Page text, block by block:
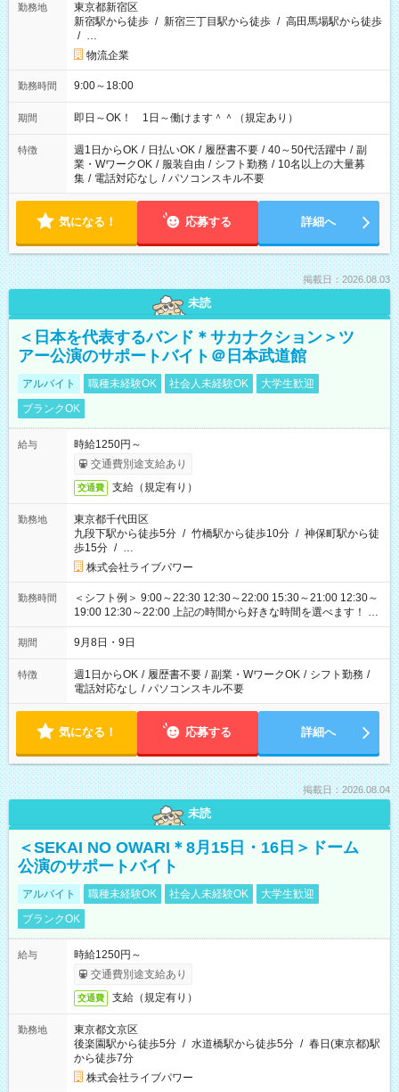
勤務地
東京都新宿区
新宿駅から徒歩 / 新宿三丁目駅から徒歩 / 高田馬場駅から徒歩
/ …
物流企業
勤務時間 9:00～18:00
期間 即日～OK！ 1日～働けます＾＾（規定あり）
特徴 週1日からOK / 日払いOK / 履歴書不要 / 40～50代活躍中 / 副
業・WワークOK / 服装自由 / シフト勤務 / 10名以上の大量募
集 / 電話対応なし / パソコンスキル不要
気になる！ 応募する 詳細へ
掲載日：2026.08.03
未読
＜日本を代表するバンド＊サカナクション＞ツ
アー公演のサポートバイト＠日本武道館
アルバイト 職種未経験OK 社会人未経験OK
大学生歓迎
ブランクOK
給与
時給1250円～
交通費別途支給あり
交通費 支給（規定有り）
勤務地
東京都千代田区
九段下駅から徒歩5分 / 竹橋駅から徒歩10分 / 神保町駅から徒
歩15分 / …
株式会社ライブパワー
勤務時間
＜シフト例＞ 9:00～22:30 12:30～22:00 15:30～21:00 12:30～
19:00 12:30～22:00 上記の時間から好きな時間を選べます！ ※
時間は変更となる可能性があります
期間 9月8日・9日
特徴 週1日からOK / 履歴書不要 / 副業・WワークOK / シフト勤務 /
電話対応なし / パソコンスキル不要
気になる！ 応募する 詳細へ
掲載日：2026.08.04
未読
＜SEKAI NO OWARI＊8月15日・16日＞ドーム
公演のサポートバイト
アルバイト 職種未経験OK 社会人未経験OK
大学生歓迎
ブランクOK
給与
時給1250円～
交通費別途支給あり
交通費 支給（規定有り）
勤務地
東京都文京区
後楽園駅から徒歩5分 / 水道橋駅から徒歩5分 / 春日(東京都)駅
から徒歩7分
株式会社ライブパワー